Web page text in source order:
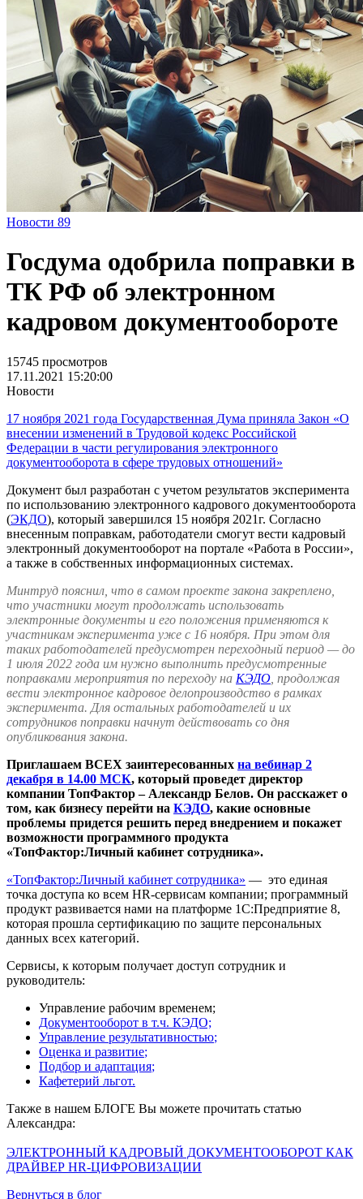
Новости 89
Госдума одобрила поправки в
ТК РФ об электронном
кадровом документообороте
15745 просмотров
17.11.2021 15:20:00
Новости
17 ноября 2021 года Государственная Дума приняла Закон «О
внесении изменений в Трудовой кодекс Российской
Федерации в части регулирования электронного
документооборота в сфере трудовых отношений»
Документ был разработан с учетом результатов эксперимента
по использованию электронного кадрового документооборота
(ЭКДО), который завершился 15 ноября 2021г. Согласно
внесенным поправкам, работодатели смогут вести кадровый
электронный документооборот на портале «Работа в России»,
а также в собственных информационных системах.
Минтруд пояснил, что в самом проекте закона закреплено,
что участники могут продолжать использовать
электронные документы и его положения применяются к
участникам эксперимента уже с 16 ноября. При этом для
таких работодателей предусмотрен переходный период — до
1 июля 2022 года им нужно выполнить предусмотренные
поправками мероприятия по переходу на КЭДО , продолжая
вести электронное кадровое делопроизводство в рамках
эксперимента. Для остальных работодателей и их
сотрудников поправки начнут действовать со дня
опубликования закона.
Приглашаем ВСЕХ заинтересованных на вебинар 2
декабря в 14.00 МСК, который проведет директор
компании ТопФактор – Александр Белов. Он расскажет о
том, как бизнесу перейти на КЭДО, какие основные
проблемы придется решить перед внедрением и покажет
возможности программного продукта
«ТопФактор:Личный кабинет сотрудника».
«ТопФактор:Личный кабинет сотрудника» — это единая
точка доступа ко всем HR-сервисам компании; программный
продукт развивается нами на платформе 1С:Предприятие 8,
которая прошла сертификацию по защите персональных
данных всех категорий.
Сервисы, к которым получает доступ сотрудник и
руководитель:
Управление рабочим временем;
Документооборот в т.ч. КЭДО;
Управление результативностью;
Оценка и развитие;
Подбор и адаптация;
Кафетерий льгот.
Также в нашем БЛОГЕ Вы можете прочитать статью
Александра:
ЭЛЕКТРОННЫЙ КАДРОВЫЙ ДОКУМЕНТООБОРОТ КАК
ДРАЙВЕР HR-ЦИФРОВИЗАЦИИ
Вернуться в блог